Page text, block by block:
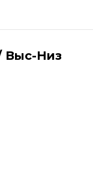
Выс-Низ